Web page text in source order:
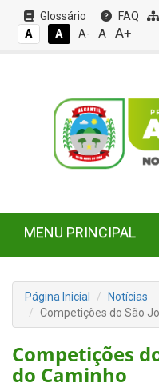
Glossário FAQ
A
A A- A A+
MENU PRINCIPAL
Página Inicial
Notícias
Competições do São
Competições
do Caminho